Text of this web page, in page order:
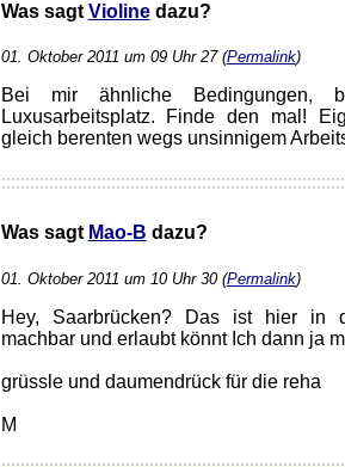
Was sagt Violinedazu?
01. Oktober 2011 um 09 Uhr 27 (Permalink)
Bei mir ähnliche Bedingungen,
Luxusarbeitsplatz. Finde den mal!
gleich berenten wegs unsinnigem
Was sagt Mao-B dazu?
01. Oktober 2011 um 10 Uhr 30 (Permalink)
Hey, Saarbrücken? Das ist hier
machbar und erlaubt könnt Ich dann ja
grüssle und daumendrück für die reha
M